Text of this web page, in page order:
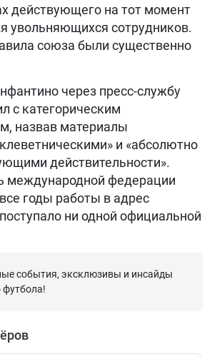
действующего на тот момент
увольняющихся сотрудников.
союза были существенно
через пресс-службу
с категорическим
назвав материалы
и «абсолютно
действительности».
международной федерации
годы работы в адрес
ни одной официальной
события, эксклюзивы и инсайды
футбола!